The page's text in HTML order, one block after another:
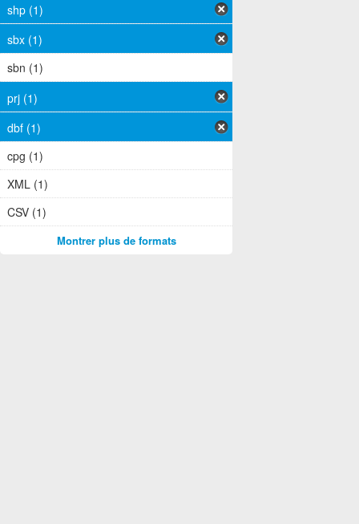
shp (1)
sbx (1)
sbn (1)
prj (1)
dbf (1)
cpg (1)
XML (1)
CSV (1)
Montrer plus de formats